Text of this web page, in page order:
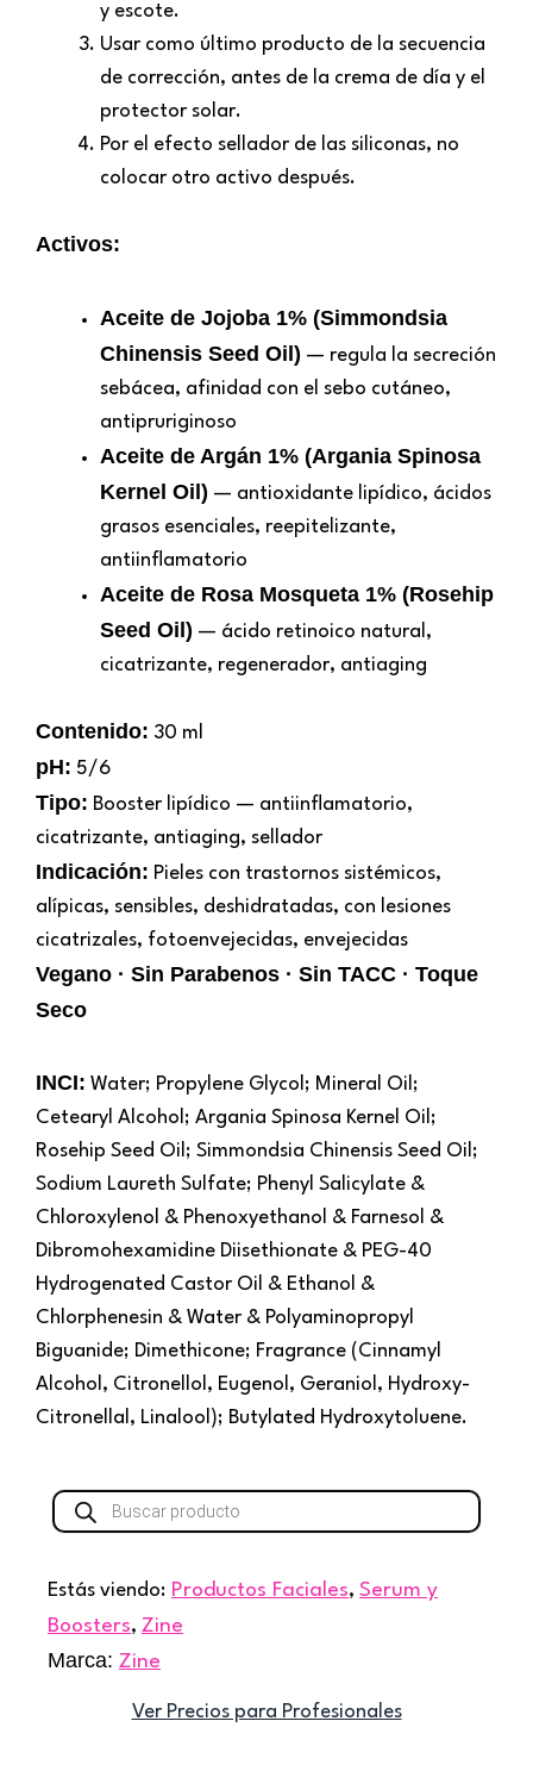
y escote.
Usar como último producto de la secuencia
de corrección, antes de la crema de día y el
protector solar.
Por el efecto sellador de las siliconas, no
colocar otro activo después.
Activos:
Aceite de Jojoba 1% (Simmondsia
Chinensis Seed Oil) — regula la secreción
sebácea, afinidad con el sebo cutáneo,
antipruriginoso
Aceite de Argán 1% (Argania Spinosa
Kernel Oil) — antioxidante lipídico, ácidos
grasos esenciales, reepitelizante,
antiinflamatorio
Aceite de Rosa Mosqueta 1% (Rosehip
Seed Oil) — ácido retinoico natural,
cicatrizante, regenerador, antiaging
Contenido: 30 ml
pH: 5/6
Tipo: Booster lipídico — antiinflamatorio,
cicatrizante, antiaging, sellador
Indicación: Pieles con trastornos sistémicos,
alípicas, sensibles, deshidratadas, con lesiones
cicatrizales, fotoenvejecidas, envejecidas
Vegano · Sin Parabenos · Sin TACC · Toque
Seco
INCI: Water; Propylene Glycol; Mineral Oil;
Cetearyl Alcohol; Argania Spinosa Kernel Oil;
Rosehip Seed Oil; Simmondsia Chinensis Seed Oil;
Sodium Laureth Sulfate; Phenyl Salicylate &
Chloroxylenol & Phenoxyethanol & Farnesol &
Dibromohexamidine Diisethionate & PEG-40
Hydrogenated Castor Oil & Ethanol &
Chlorphenesin & Water & Polyaminopropyl
Biguanide; Dimethicone; Fragrance (Cinnamyl
Alcohol, Citronellol, Eugenol, Geraniol, Hydroxy-
Citronellal, Linalool); Butylated Hydroxytoluene.
Búsqueda
de
Estás viendo: Productos Faciales, Serum y
Boosters, Zine
Marca: Zine
Ver Precios para Profesionales